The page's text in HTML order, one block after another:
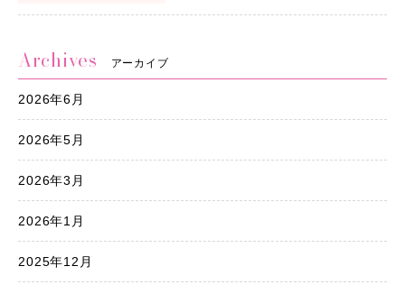
Archives アーカイブ
2026年6月
2026年5月
2026年3月
2026年1月
2025年12月